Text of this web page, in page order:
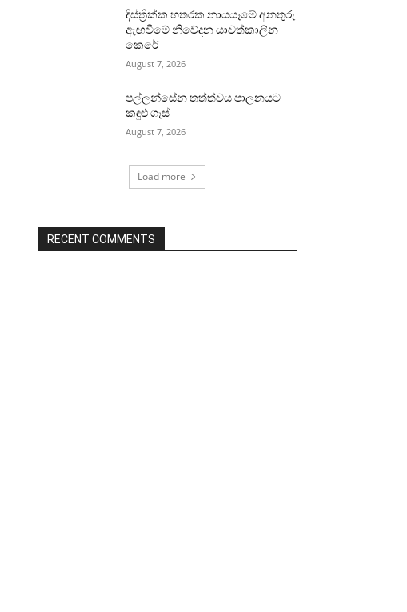
දිස්ත්‍රික්ක හතරක නායයෑමේ අනතුරු
ඇඟවීමේ නිවේදන යාවත්කාලීන
කෙරේ
August 7, 2026
පල්ලන්සේන තත්ත්වය පාලනයට
කඳුළු ගෑස්
August 7, 2026
Load more
RECENT COMMENTS